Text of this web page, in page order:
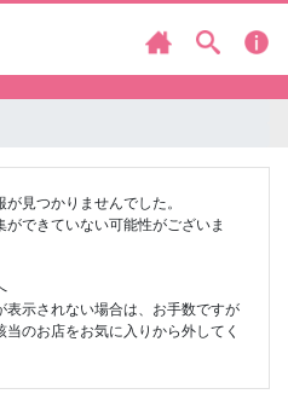
見つかりませんでした。
できていない可能性がございま
示されない場合は、お手数ですが
当のお店をお気に入りから外してく